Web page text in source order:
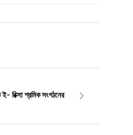
ই- রিক্সা শ্রমিক সংগঠনের